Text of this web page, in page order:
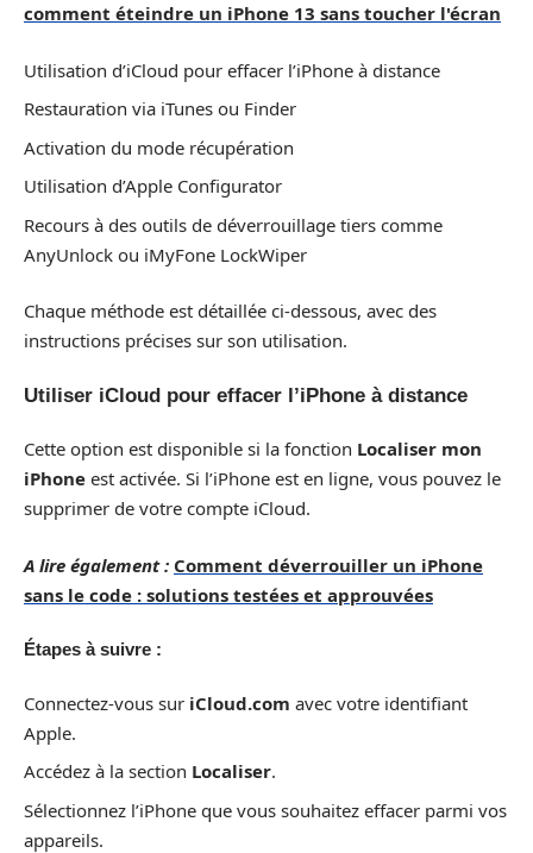
comment éteindre un iPhone 13 sans toucher l'écran
Utilisation d’iCloud pour effacer l’iPhone à distance
Restauration via iTunes ou Finder
Activation du mode récupération
Utilisation d’Apple Configurator
Recours à des outils de déverrouillage tiers comme
AnyUnlock ou iMyFone LockWiper
Chaque méthode est détaillée ci-dessous, avec des
instructions précises sur son utilisation.
Utiliser iCloud pour effacer l’iPhone à distance
Cette option est disponible si la fonction Localiser mon
iPhone est activée. Si l’iPhone est en ligne, vous pouvez le
supprimer de votre compte iCloud.
A lire également : Comment déverrouiller un iPhone
sans le code : solutions testées et approuvées
Étapes à suivre :
Connectez-vous sur iCloud.com avec votre identifiant
Apple.
Accédez à la section Localiser.
Sélectionnez l’iPhone que vous souhaitez effacer parmi vos
appareils.